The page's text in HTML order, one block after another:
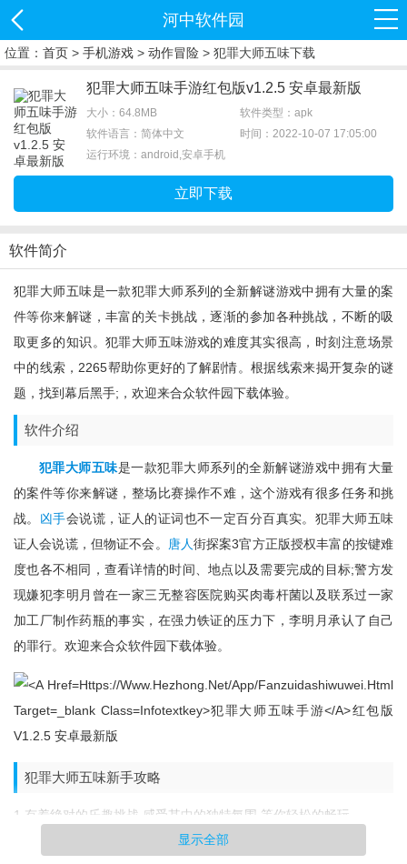
河中软件园
位置： 首页 > 手机游戏 > 动作冒险 > 犯罪大师五味下载
犯罪大师五味手游红包版v1.2.5 安卓最新版
大小：64.8MB
软件类型：apk
软件语言：简体中文
时间：2022-10-07 17:05:00
运行环境：android,安卓手机
立即下载
软件简介
犯罪大师五味是一款犯罪大师系列的全新解谜游戏中拥有大量的案
件等你来解谜，丰富的关卡挑战，逐渐的参加各种挑战，不断的吸
取更多的知识。犯罪大师五味游戏的难度其实很高，时刻注意场景
中的线索，2265帮助你更好的了解剧情。根据线索来揭开复杂的谜
题，找到幕后黑手;，欢迎来合众软件园下载体验。
软件介绍
犯罪大师五味是一款犯罪大师系列的全新解谜游戏中拥有大量
的案件等你来解谜，整场比赛操作不难，这个游戏有很多任务和挑
战。 凶手会说谎，证人的证词也不一定百分百真实。犯罪大师五味
证人会说谎，但物证不会。
唐人街探案3官方正版授权丰富的按键难
度也各不相同，查看详情的时间、地点以及需要完成的目标;警方发
现嫌犯李明月曾在一家三无整容医院购买肉毒杆菌以及联系过一家
加工厂制作药瓶的事实，在强力铁证的压力下，李明月承认了自己
的罪行。欢迎来合众软件园下载体验。
犯罪大师五味新手攻略
1.有着绝对的乐趣挑战,感受其中的独特氛围,等你轻松的畅玩。
2.不能放过任何线索。凶手会说谎，证人的证词也不一定百分百真
显示全部